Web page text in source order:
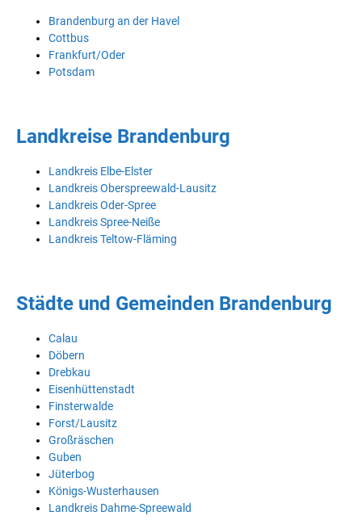
Brandenburg an der Havel
Cottbus
Frankfurt/Oder
Potsdam
Landkreise Brandenburg
Landkreis Elbe-Elster
Landkreis Oberspreewald-Lausitz
Landkreis Oder-Spree
Landkreis Spree-Neiße
Landkreis Teltow-Fläming
Städte und Gemeinden Brandenburg
Calau
Döbern
Drebkau
Eisenhüttenstadt
Finsterwalde
Forst/Lausitz
Großräschen
Guben
Jüterbog
Königs-Wusterhausen
Landkreis Dahme-Spreewald